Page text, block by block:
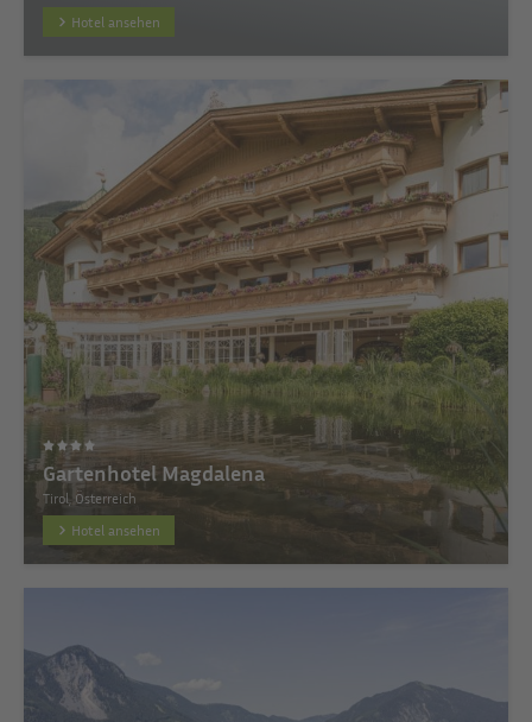
Hotel ansehen
Gartenhotel Magdalena
Tirol, Österreich
Hotel ansehen